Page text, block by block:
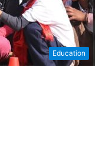
Education